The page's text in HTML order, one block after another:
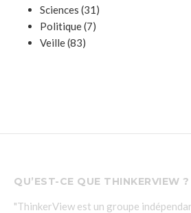
Sciences (31)
Politique(7)
Veille(83)
QU’EST-CE QUE THINKERVIEW ?
"ThinkerView est un groupe